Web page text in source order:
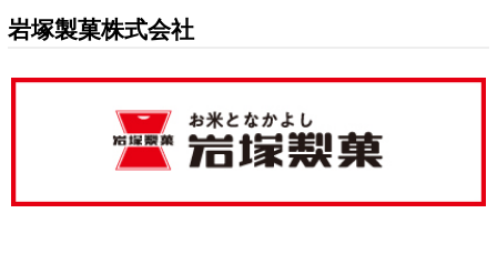
岩塚製菓株式会社